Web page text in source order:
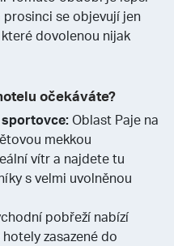
se objevují jen
dovolenou nijak
očekáváte?
Oblast Paje na
mekkou
vítr a najdete tu
s velmi uvolněnou
pobřeží nabízí
zasazené do